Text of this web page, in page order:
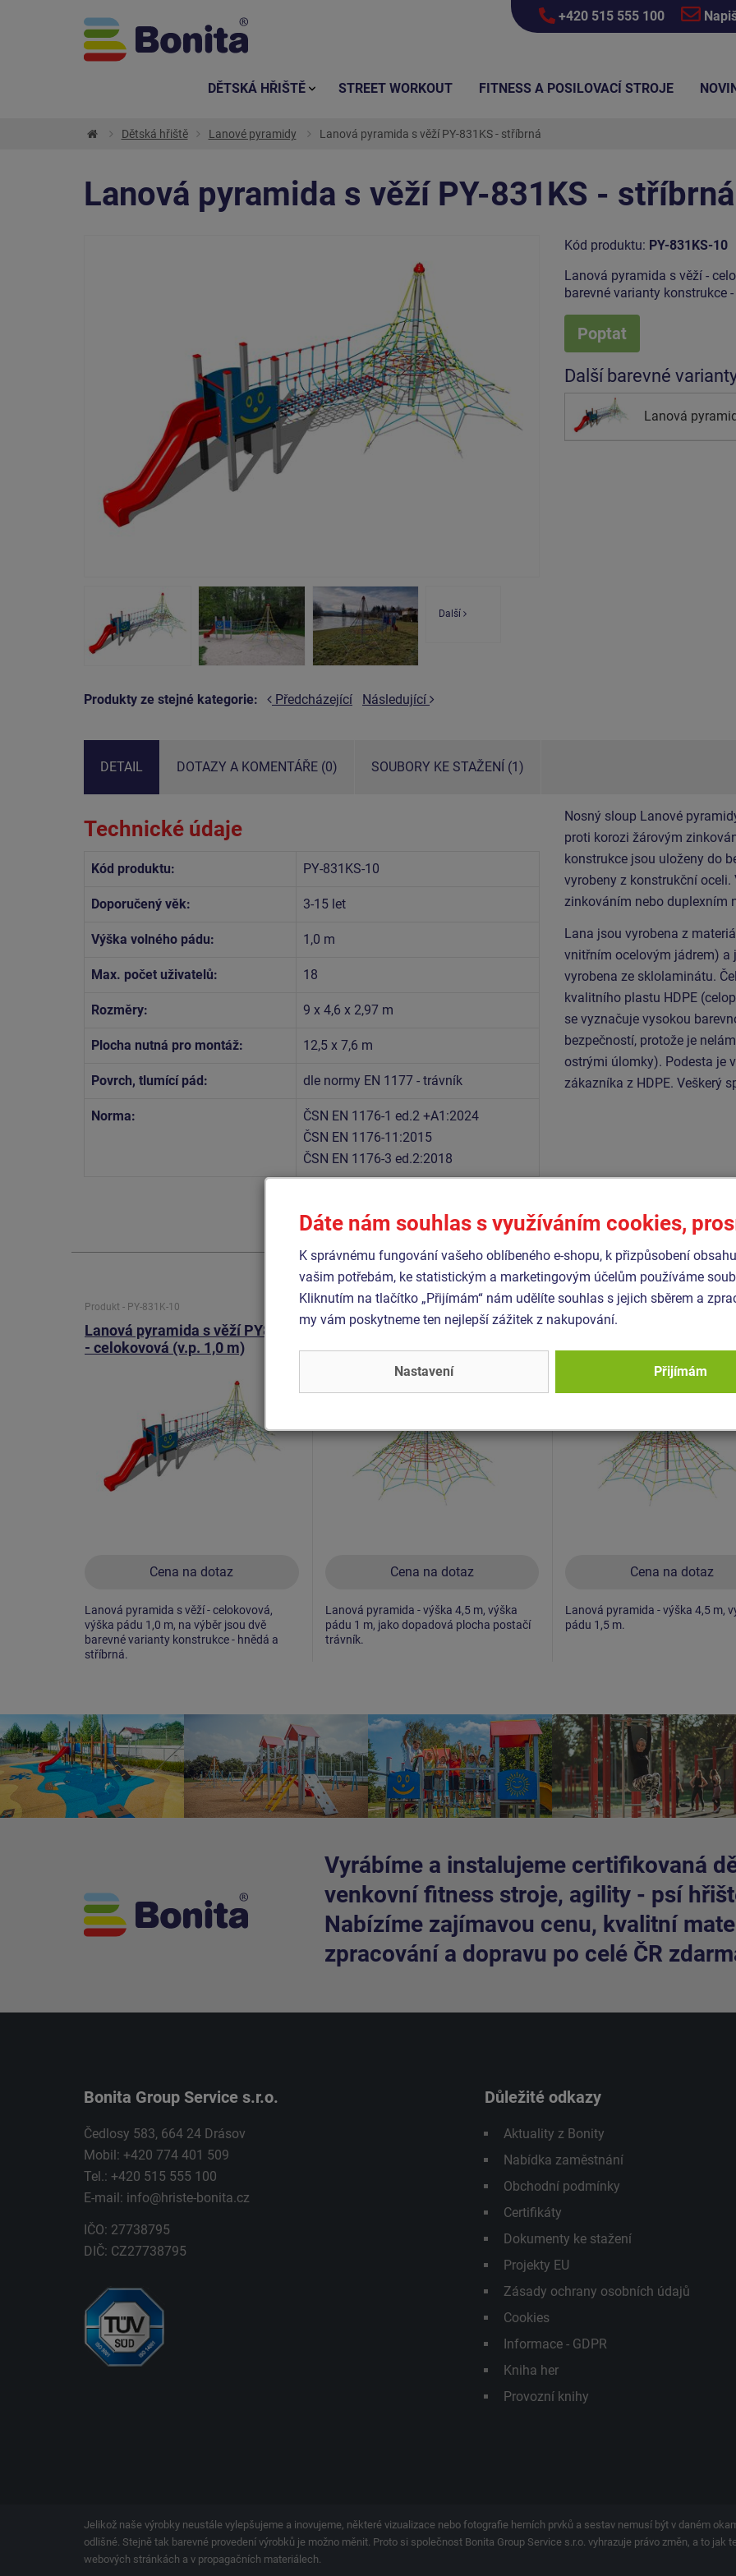
+420 515 555 100
Dětská hřiště Lanové pyramidy Lanová pyramida s věží PY-831KS - stříbrná
Lanová pyramida s věží PY-831KS - stříbrná
Další
Produkty ze stejné kategorie: Předcházející Následující
Kód produktu: PY-831KS-10
Lanová pyramida s věží -
barevné varianty konstrukce
Poptat
Další barevné
Lanová
DETAIL DOTAZY A KOMENTÁŘE (0) SOUBORY KE STAŽENÍ (1)
Technické údaje
Kód produktu: PY-831KS-10
Doporučený věk: 3-15 let
Výška volného pádu: 1,0 m
Max. počet uživatelů: 18
Rozměry: 9 x 4,6 x 2,97 m
Plocha nutná pro montáž: 12,5 x 7,6 m
Povrch, tlumící pád: dle normy EN 1177 - trávník
Norma:
ČSN EN 1176-1 ed.2 +A1:2024
ČSN EN 1176-11:2015
ČSN EN 1176-3 ed.2:2018
Nosný sloup Lanové
proti korozi žárovým
konstrukce jsou uloženy do
vyrobeny z konstrukční
zinkováním nebo duplexním
Lana jsou vyrobena z
vnitřním ocelovým jádrem)
vyrobena ze sklolaminátu.
kvalitního plastu HDPE
se vyznačuje vysokou
bezpečností, protože je
ostrými úlomky). Podesta je
zákazníka z HDPE. Veškerý
Podobnézboží
Produkt - PY-831K-10
Lanová pyramida s věží PY831K
- celokovová (v.p. 1,0 m)
Cena na dotaz
Lanová pyramida s věží - celokovová,
výška pádu 1,0 m, na výběr jsou dvě
barevné varianty konstrukce - hnědá a
stříbrná.
Produkt - PY-845K-10
Lanová pyramida PY845K (v.p. 1
m, s 8-mi napínacími zámky)
Cena na dotaz
Lanová pyramida - výška 4,5 m, výška
pádu 1 m, jako dopadová plocha postačí
trávník.
Produkt - PY-845K-15
Lanová pyramida PY845K
1,5 m, s 8-mi napínacími
Cena na dotaz
Lanová pyramida - výška 4,5 m,
pádu 1,5 m.
Vyrábíme a instalujeme certifikovaná
venkovní fitness stroje, agility - psí
Nabízíme zajímavou cenu, kvalitní
zpracování a dopravu po celé ČR
Bonita Group Service s.r.o.
Čedlosy 583, 664 24 Drásov
Mobil: +420 774 401 509
Tel.: +420 515 555 100
E-mail: info@hriste-bonita.cz
IČO: 27738795
DIČ: CZ27738795
Důležité odkazy
Aktuality z Bonity
Nabídka zaměstnání
Obchodní podmínky
Certifikáty
Dokumenty ke stažení
Projekty EU
Zásady ochrany osobních údajů
Cookies
Informace - GDPR
Kniha her
Provozní knihy
Jelikož naše výrobky neustále vylepšujeme a inovujeme, některé vizualizace nebo fotografie herních prvků a sestav nemusí být v daném
odlišné. Stejně tak barevné provedení výrobků je možno měnit. Proto si společnost Bonita Group Service s.r.o. vyhrazuje právo změn, a to
webových stránkách a v propagačních materiálech.
DĚTSKÁ HŘIŠTĚ STREET WORKOUT FITNESS A POSILOVACÍ STROJE
Dáte nám souhlas s využíváním cookies,
K správnému fungování vašeho oblíbeného e-shopu, k přizpůsobení
vašim potřebám, ke statistickým a marketingovým účelům používáme
Kliknutím na tlačítko „Přijímám“ nám udělíte souhlas s jejich sběrem a
my vám poskytneme ten nejlepší zážitek z nakupování.
Nastavení Přijímám